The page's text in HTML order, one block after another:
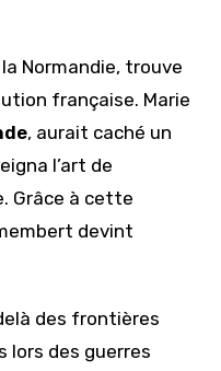
Normandie, trouve
française. Marie
, aurait caché un
l’art de
Grâce à cette
devint
des frontières
lors des guerres